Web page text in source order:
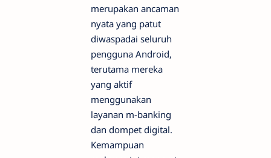
merupakan ancaman
nyata yang patut
diwaspadai seluruh
pengguna Android,
terutama mereka
yang aktif
menggunakan
layanan m-banking
dan dompet digital.
Kemampuan